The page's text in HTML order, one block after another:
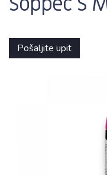
Pošaljite upit